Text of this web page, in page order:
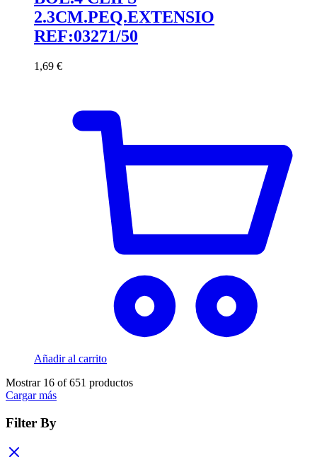
2.3CM.PEQ.EXTENSIO
REF:03271/50
1,69 €
Añadir al carrito
Mostrar16 of651 productos
Cargar más
Filter By